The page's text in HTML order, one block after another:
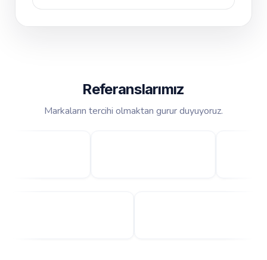
Referanslarımız
Markaların tercihi olmaktan gurur duyuyoruz.